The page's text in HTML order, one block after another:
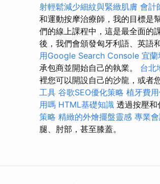
射輕鬆減少細紋與緊緻肌膚 會計
和運動按摩治療師，我的目標是
們的線上課程中，這是最全面的
後，我們會頒發匈牙利語、英語
用Google Search Console 宜蘭
承包商並開始自己的執業。 台北
裡您可以開設自己的沙龍，或者
工具 谷歌SEO優化策略 植牙費
用嗎 HTML基礎知識 透過按壓和
策略 精緻的外燴擺盤靈感 專業
腿、肘部，甚至膝蓋。